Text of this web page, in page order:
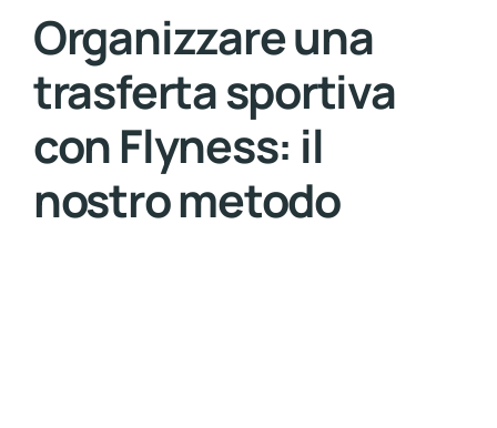
Organizzare una
trasferta sportiva
con Flyness: il
nostro metodo